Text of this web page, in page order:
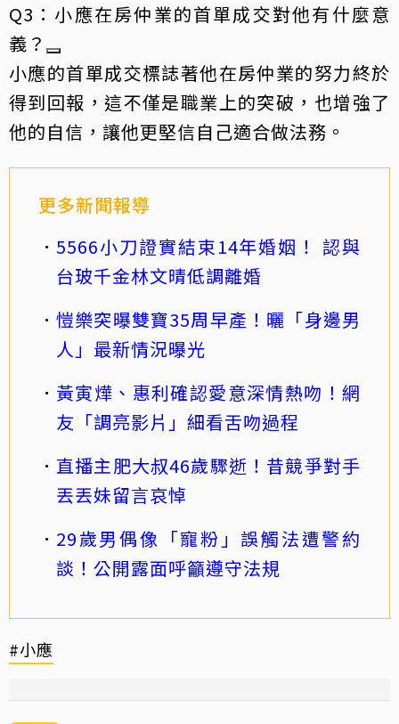
Q3：小應在房仲業的首單成交對他有什麼意
義？
小應的首單成交標誌著他在房仲業的努力終於
得到回報，這不僅是職業上的突破，也增強了
他的自信，讓他更堅信自己適合做法務。
更多新聞報導
5566小刀證實結束14年婚姻！ 認與
台玻千金林文晴低調離婚
愷樂突曝雙寶35周早產！曬「身邊男
人」最新情況曝光
黃寅燁、惠利確認愛意深情熱吻！網
友「調亮影片」細看舌吻過程
直播主肥大叔46歲驟逝！昔競爭對手
丟丟妹留言哀悼
29歲男偶像「寵粉」誤觸法遭警約
談！公開露面呼籲遵守法規
#小應